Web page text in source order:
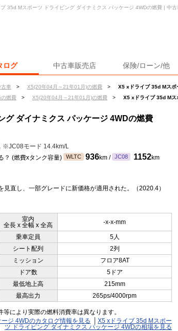
ログ 中古車販売店 保険/ローン/他
車 > X5(20年04月～21年01月)の燃費 >
X5 xドライブ 35d Mスポ
燃費 > X5(20年04月～21年01月)の燃費 > X5 xドライブ 35d Mス
35d Mスポーツ ドライビング ダイナミクス パッケージ 4WDの燃費 | 中
グ ダイナミクス パッケージ 4WDの燃費
※JC08モード 14.4km/L
？ (燃費xタンク容量) WLTC 936km / JC08 1152km
見直し、一部グレードに新価格が適用された。（2020.4）
室内
全長 x 全幅 x 全高
-x-x-mm
乗車定員
5人
シート配列
2列
ミッション
フロア8AT
ドア数
5ドア
最低地上高
215mm
最高出力 265ps/4000rpm
により実際の燃料消費率は異なります。
ジ 4WDのカタログ情報を見る
X5 xドライブ 35d Mスポー
ツ ドライビング ダイナミクス パッケージ 4WDの相場を見る